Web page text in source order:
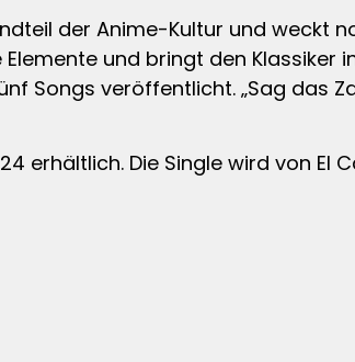
der Anime-Kultur und weckt
und bringt den Klassiker
Songs veröffentlicht. „Sag das
erhältlich. Die Single wird von El